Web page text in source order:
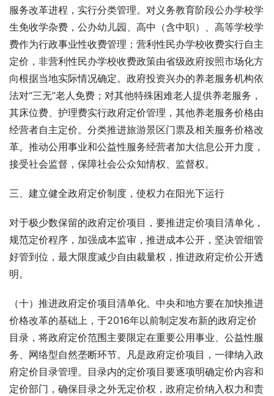
服务改革进程，实行分类管理。对义务教育阶段公办学校学
生免收学杂费，公办幼儿园、高中（含中职）、高等学校学
费作为行政事业性收费管理；营利性民办学校收费实行自主
定价，非营利性民办学校收费政策由省级政府按照市场化方
向根据当地实际情况确定。政府投资兴办的养老服务机构依
法对“三无”老人免费；对其他特殊困难老人提供养老服务，
其床位费、护理费实行政府定价管理，其他养老服务价格由
经营者自主定价。分类推进旅游景区门票及相关服务价格改
革。推动公用事业和公益性服务经营者加大信息公开力度，
接受社会监督，保障社会公众知情权、监督权。
三、建立健全政府定价制度，使权力在阳光下运行
对于极少数保留的政府定价项目，要推进定价项目清单化，
规范定价程序，加强成本监审，推进成本公开，坚决管细管
好管到位，最大限度减少自由裁量权，推进政府定价公开透
明。
（十）推进政府定价项目清单化。中央和地方要在加快推进
价格改革的基础上，于2016年以前制定发布新的政府定价
目录，将政府定价范围主要限定在重要公用事业、公益性服
务、网络型自然垄断环节。凡是政府定价项目，一律纳入政
府定价目录管理。目录内的定价项目要逐项明确定价内容和
定价部门，确保目录之外无定价权，政府定价纳入权力和责